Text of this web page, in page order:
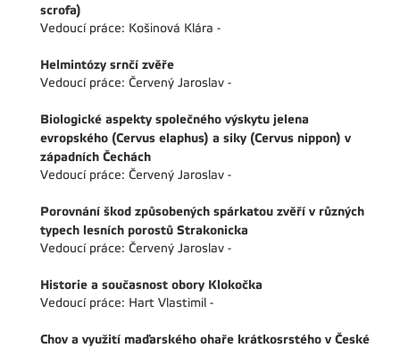
scrofa)
Vedoucí práce: Košinová Klára -
Helmintózy srnčí zvěře
Vedoucí práce: Červený Jaroslav -
Biologické aspekty společného výskytu jelena
evropského (Cervus elaphus) a siky (Cervus nippon) v
západních Čechách
Vedoucí práce: Červený Jaroslav -
Porovnání škod způsobených spárkatou zvěří v různých
typech lesních porostů Strakonicka
Vedoucí práce: Červený Jaroslav -
Historie a současnost obory Klokočka
Vedoucí práce: Hart Vlastimil -
Chov a využití maďarského ohaře krátkosrstého v České